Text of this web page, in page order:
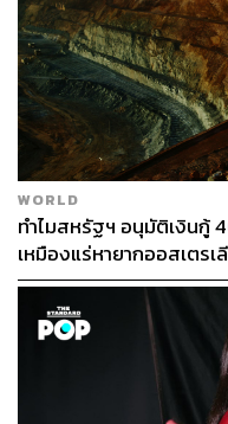
Photo:https://
จาดอน ซานโช หนึ่งในนัก
เก่งที่สุด
ตกลงค่าตัว 120 ล้านยูโร
อีกเรื่องหนึ่งที่น่าสนใจคื
เอาไว้ที่ 120 ล้านยูโรนั้น
เพราะหากย้อนกลับไปเ
รายนี้มาจากแมนเชสเต
WORLD
ทำไมสหรัฐฯ อนุมัติเงินกู้
เหมืองแร่หายากออสเตรเ